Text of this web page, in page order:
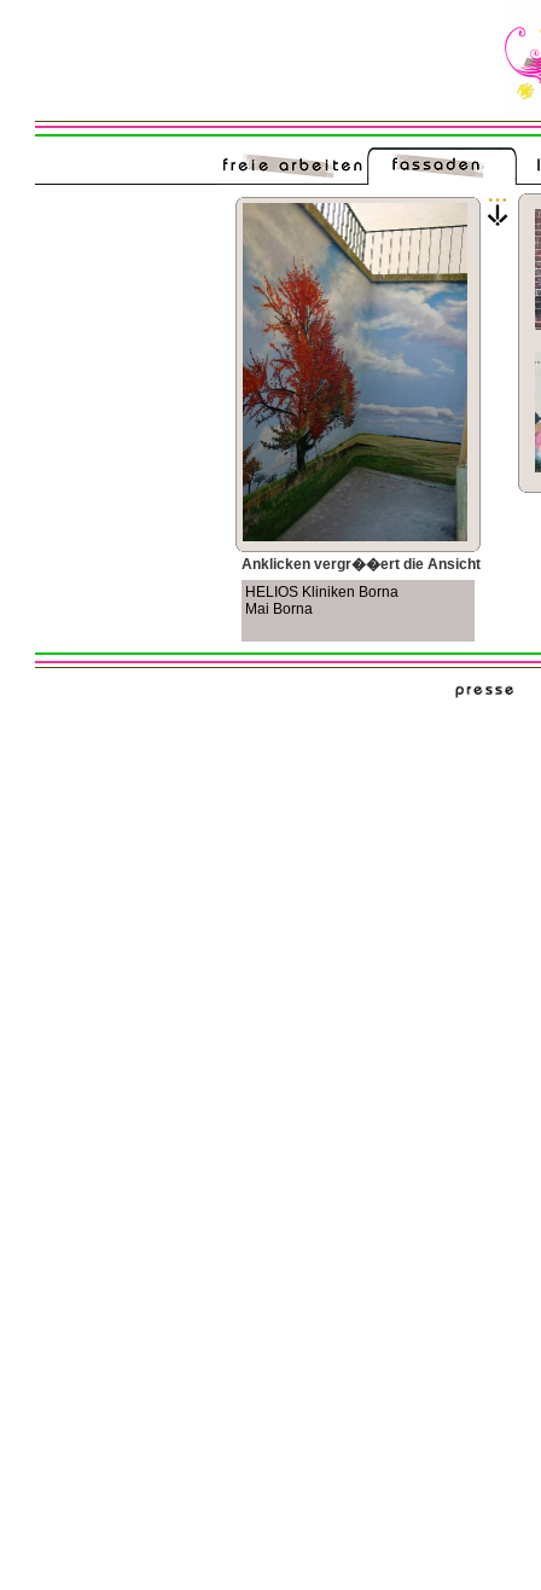
Anklicken vergr��ert die Ansicht
HELIOS Kliniken Borna
Mai Borna